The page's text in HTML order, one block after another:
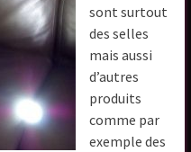
sont surtout
des selles
mais aussi
d’autres
produits
comme par
exemple des